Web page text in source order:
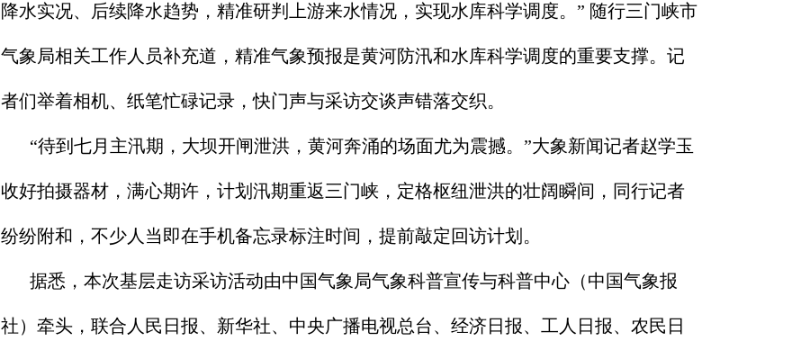
降水实况、后续降水趋势，精准研判上游来水情况，实现水库科学调度。” 随行三门峡市
气象局相关工作人员补充道，精准气象预报是黄河防汛和水库科学调度的重要支撑。记
者们举着相机、纸笔忙碌记录，快门声与采访交谈声错落交织。
“待到七月主汛期，大坝开闸泄洪，黄河奔涌的场面尤为震撼。”大象新闻记者赵学玉
收好拍摄器材，满心期许，计划汛期重返三门峡，定格枢纽泄洪的壮阔瞬间，同行记者
纷纷附和，不少人当即在手机备忘录标注时间，提前敲定回访计划。
据悉，本次基层走访采访活动由中国气象局气象科普宣传与科普中心（中国气象报
社）牵头，联合人民日报、新华社、中央广播电视总台、经济日报、工人日报、农民日